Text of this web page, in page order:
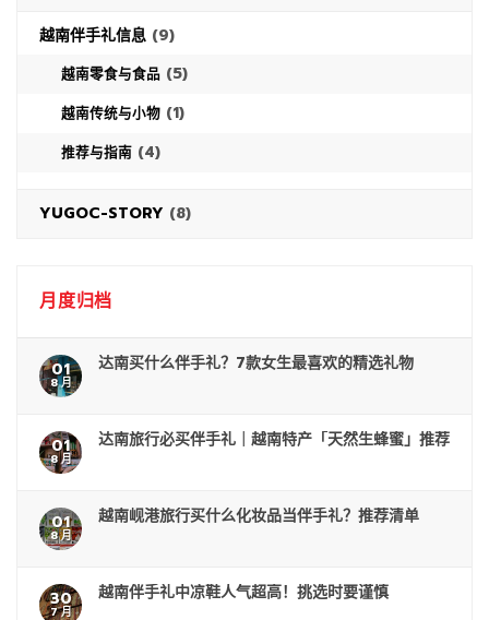
越南伴手礼信息 (9)
越南零食与食品 (5)
越南传统与小物 (1)
推荐与指南 (4)
YUGOC-STORY (8)
月度归档
01
8 月
达南买什么伴手礼？7款女生最喜欢的精选礼物
01
8 月
达南旅行必买伴手礼｜越南特产「天然生蜂蜜」推荐
01
8 月
越南岘港旅行买什么化妆品当伴手礼？推荐清单
30
7 月
越南伴手礼中凉鞋人气超高！挑选时要谨慎